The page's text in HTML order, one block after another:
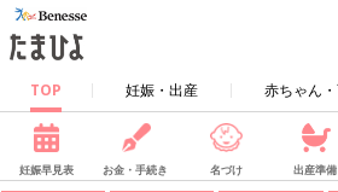
TOP 妊娠・出産 赤ちゃん
妊娠早見表 お金・手続き 名づけ 出産準備